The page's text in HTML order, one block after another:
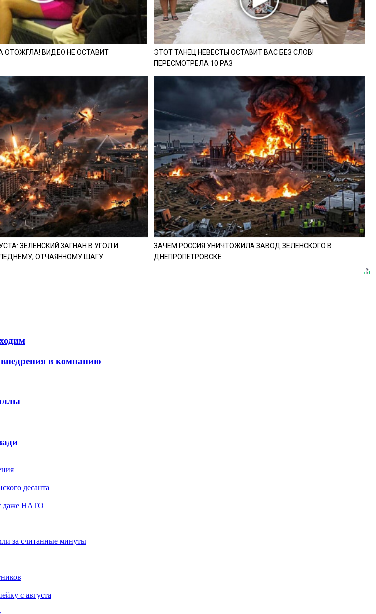
ОТОЖГЛА! ВИДЕО НЕ ОСТАВИТ
ЭТОТ ТАНЕЦ НЕВЕСТЫ ОСТАВИТ ВАС БЕЗ СЛОВ!
ПЕРЕСМОТРЕЛА 10 РАЗ
ЗЕЛЕНСКИЙ ЗАГНАН В УГОЛ И
ОТЧАЯННОМУ ШАГУ
ЗАЧЕМ РОССИЯ УНИЧТОЖИЛА ЗАВОД ЗЕЛЕНСКОГО В
ДНЕПРОПЕТРОВСКЕ
в компанию
десанта
даже НАТО
за считанные минуты
с августа